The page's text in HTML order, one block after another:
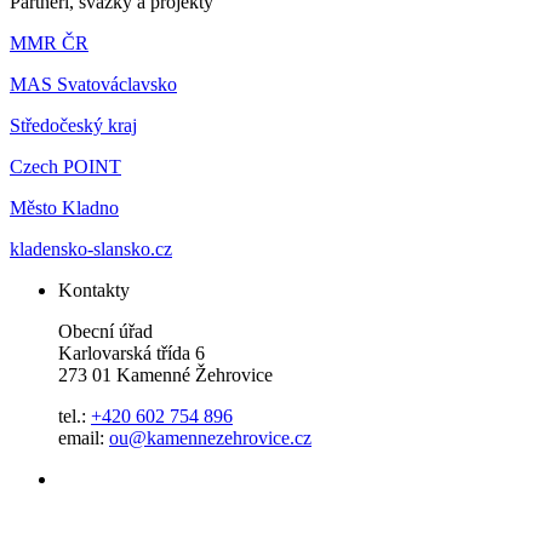
MMR ČR
MAS Svatováclavsko
Středočeský kraj
Czech POINT
Město Kladno
kladensko-slansko.cz
Kontakty
Obecní úřad
Karlovarská třída 6
273 01 Kamenné Žehrovice
tel.: +420 602 754 896
email: ou@kamennezehrovice.cz